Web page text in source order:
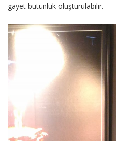
gayet bütünlük oluşturulabilir.